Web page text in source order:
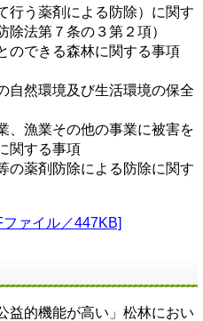
う薬剤による防除）に関す
除法第７条の３第２項）
できる森林に関する事項
然環境及び生活環境の保全
漁業その他の事業に被害を
関する事項
薬剤防除による防除に関す
ァイル／447KB]
的機能が高い」松林におい